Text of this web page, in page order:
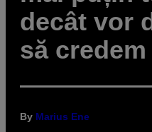
decât vor
să credem
By Marius Ene